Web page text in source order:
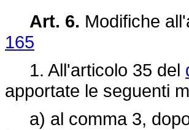
Art. 6. Modifiche
165
1. All'articolo 35 del
apportate le seguenti
a) al comma 3, dopo